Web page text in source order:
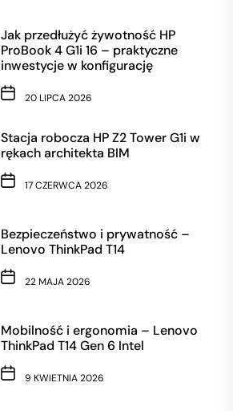
Jak przedłużyć żywotność HP
ProBook 4 G1i 16 – praktyczne
inwestycje w konfigurację
20 LIPCA 2026
Stacja robocza HP Z2 Tower G1i w
rękach architekta BIM
17 CZERWCA 2026
Bezpieczeństwo i prywatność –
Lenovo ThinkPad T14
22 MAJA 2026
Mobilność i ergonomia – Lenovo
ThinkPad T14 Gen 6 Intel
9 KWIETNIA 2026